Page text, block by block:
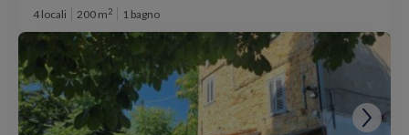
4 locali 200 m2 1 bagno